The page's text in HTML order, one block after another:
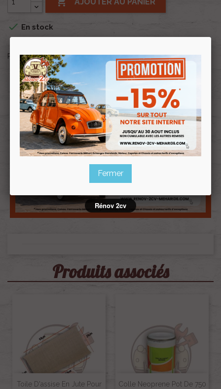
 En stock
Partager
favoriteAJOUTER À MA LISTE D'ENVIES
Produits associés
Toile D'assise En Jute Pour
Colle Neoprene Pot De 750
Fermer
Rénov 2cv